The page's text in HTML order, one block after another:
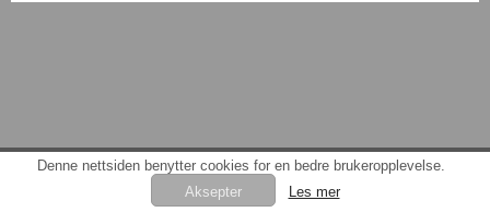
Denne nettsiden benytter cookies for en bedre brukeropplevelse.
Les mer